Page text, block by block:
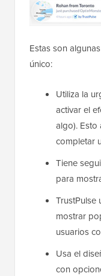
Estas son
único:
Utiliza la
activar el
algo). Esto
completar
Tiene
para
TrustPulse
mostrar
usuarios
Usa el
con